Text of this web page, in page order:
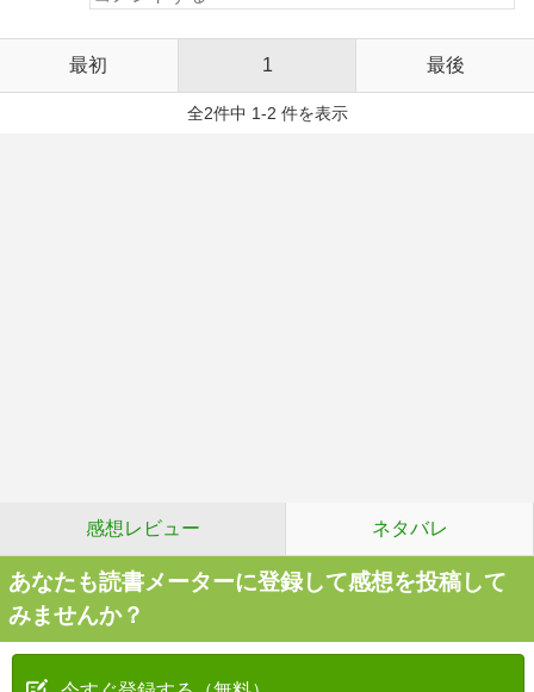
最初 1 最後
全2件中 1-2 件を表示
感想レビュー ネタバレ
あなたも読書メーターに登録して感想を投稿して
みませんか？